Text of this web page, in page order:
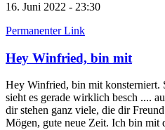
16. Juni 2022 - 23:30
Permanenter Link
Hey Winfried, bin mit
Hey Winfried, bin mit
sieht es gerade wirklich besch ....
dir stehen ganz viele, die dir
Mögen, gute neue Zeit. Ich bin mit